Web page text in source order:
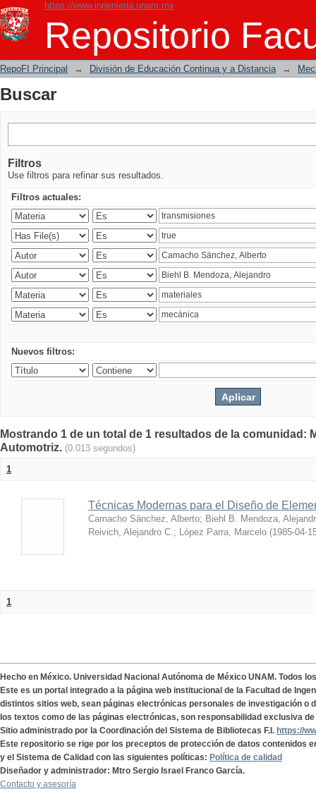
https://www.ingenieria.unam.mx
Repositorio
Buscar
RepoFI Principal → División de Educación Continua y a Distancia →
Buscar
Filtros
Use filtros para refinar sus resultados.
Filtros actuales:
Nuevos filtros:
Mostrando 1 de un total de 1 resultados de la comunidad:
Automotriz. (0.013 segundos)
1
Técnicas Modernas para el Diseño de
Camacho Sänchez, Alberto; Biehl B. Mendoza,
Reivich, Alejandro C.; López Parra, Marcelo (1985-04-
1
Hecho en México. Universidad Nacional Autónoma de México UNAM. Todos
Este es un portal integrado a la página web institucional de la Facultad de
distintos sitios web, sean páginas electrónicas personales de investigación o
los textos como de las páginas electrónicas, son responsabilidad exclusiva
Sitio administrado por la Coordinación del Sistema de Bibliotecas F.I. https://
Este repositorio se rige por los preceptos de protección de datos contenidos
y el Sistema de Calidad con las siguientes políticas: Política de calidad
Diseñador y administrador: Mtro Sergio Israel Franco García.
Contacto y asesoría